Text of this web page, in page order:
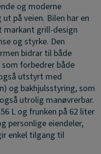
og moderne
på veien. Bilen har en
markant grill-design
og styrke. Den
bidrar til både
forbedrer både
utstyrt med
og bakhjulsstyring, som
utrolig manøvrerbar.
L og frunken på 62 liter
personlige eiendeler,
enkel tilgang til